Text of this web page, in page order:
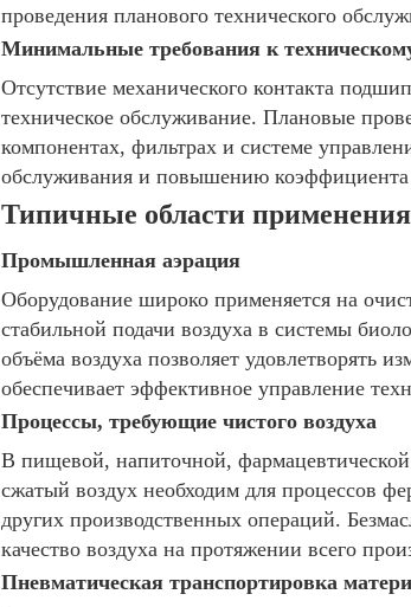
проведения планового технического
Минимальные требования к
Отсутствие механического контакта
техническое обслуживание. Плановые
компонентах, фильтрах и системе
обслуживания и повышению коэффициента
Типичные области применения
Промышленная аэрация
Оборудование широко применяется на
стабильной подачи воздуха в системы
объёма воздуха позволяет удовлетворять
обеспечивает эффективное управление
Процессы, требующие чистого воздуха
В пищевой, напиточной,
сжатый воздух необходим для процессов
других производственных операций.
качество воздуха на протяжении всего
Пневматическая транспортировка